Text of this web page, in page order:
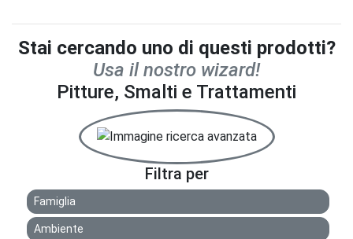
Stai cercando uno di questi prodotti?
Usa il nostro wizard!
Pitture, Smalti e Trattamenti
Filtra per
Famiglia
Ambiente